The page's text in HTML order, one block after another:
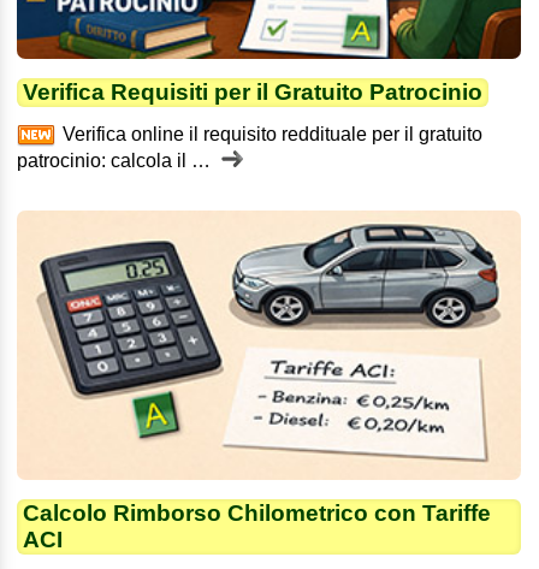
Verifica Requisiti per il Gratuito Patrocinio
Verifica online il requisito reddituale per il gratuito
patrocinio: calcola il …
Calcolo Rimborso Chilometrico con Tariffe
ACI